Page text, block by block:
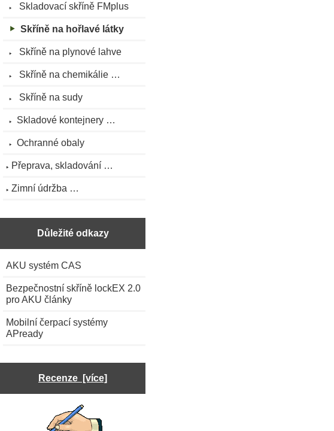
Skladovací skříně FMplus
Skříně na hořlavé látky
Skříně na plynové lahve
Skříně na chemikálie …
Skříně na sudy
Skladové kontejnery …
Ochranné obaly
Přeprava, skladování …
Zimní údržba …
Důležité odkazy
AKU systém CAS
Bezpečnostní skříně lockEX 2.0
pro AKU články
Mobilní čerpací systémy
APready
Recenze [více]